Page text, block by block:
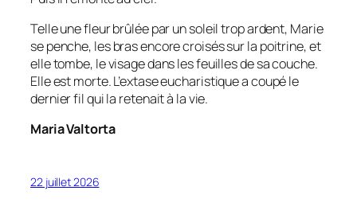
Telle une fleur brûlée par un soleil trop ardent, Marie
se penche, les bras encore croisés sur la poitrine, et
elle tombe, le visage dans les feuilles de sa couche.
Elle est morte. L’extase eucharistique a coupé le
dernier fil qui la retenait à la vie.
Maria Valtorta
22 juillet 2026